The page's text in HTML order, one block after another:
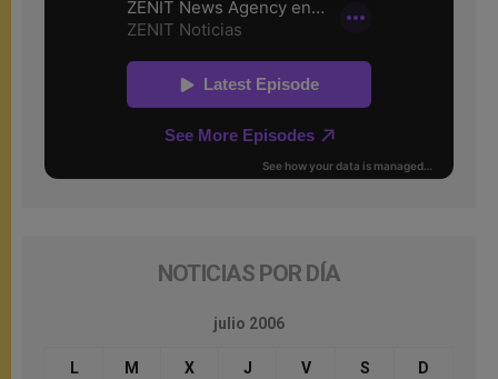
NOTICIAS POR DÍA
julio 2006
L M X J V S D